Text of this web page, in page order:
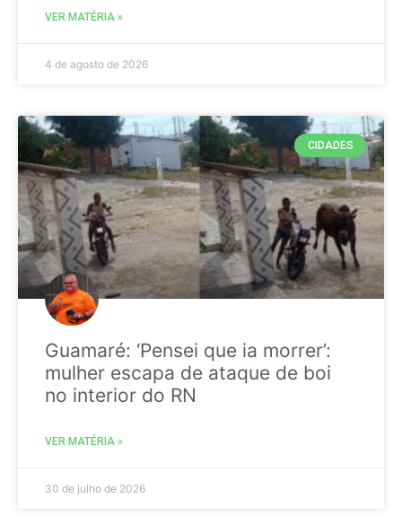
VER MATÉRIA »
4 de agosto de 2026
CIDADES
Guamaré: ‘Pensei que ia morrer’:
mulher escapa de ataque de boi
no interior do RN
VER MATÉRIA »
30 de julho de 2026